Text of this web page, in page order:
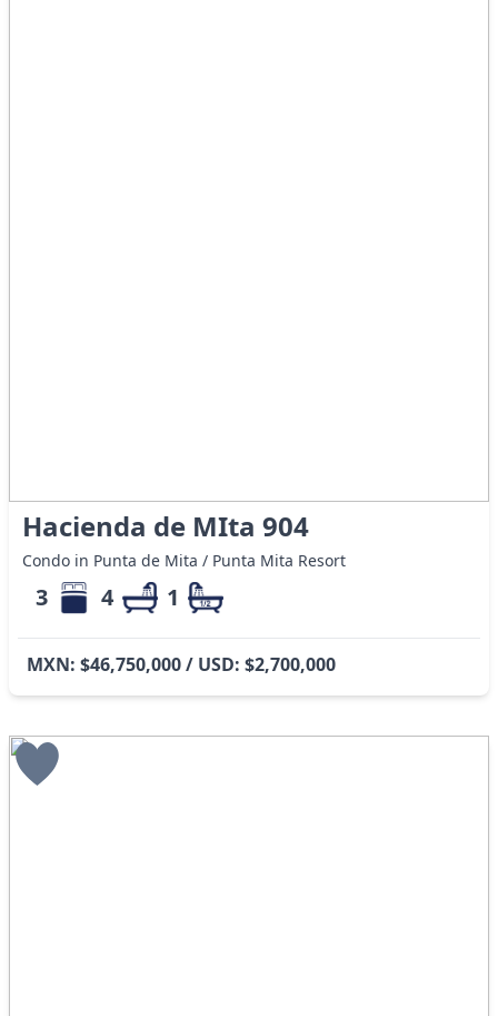
Hacienda de MIta 904
Condo in Punta de Mita / Punta Mita Resort
3 4 1
MXN: $46,750,000 / USD: $2,700,000